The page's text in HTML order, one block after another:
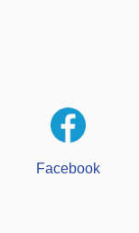
Facebook